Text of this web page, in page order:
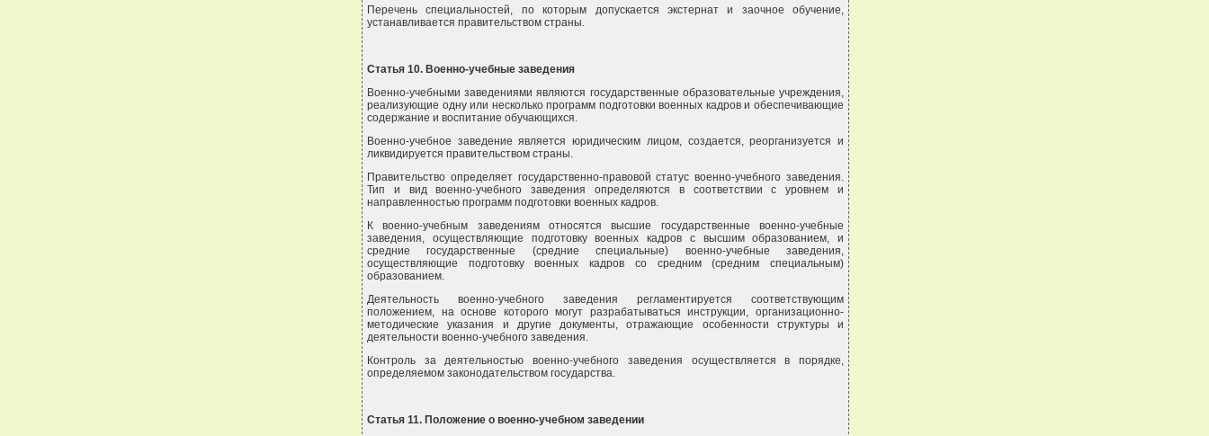
Перечень специальностей, по которым допускается экстернат и заочное обучение,
устанавливается правительством страны.
Статья 10. Военно-учебные заведения
Военно-учебными заведениями являются государственные образовательные учреждения,
реализующие одну или несколько программ подготовки военных кадров и обеспечивающие
содержание и воспитание обучающихся.
Военно-учебное заведение является юридическим лицом, создается, реорганизуется и
ликвидируется правительством страны.
Правительство определяет государственно-правовой статус военно-учебного заведения.
Тип и вид военно-учебного заведения определяются в соответствии с уровнем и
направленностью программ подготовки военных кадров.
К военно-учебным заведениям относятся высшие государственные военно-учебные
заведения, осуществляющие подготовку военных кадров с высшим образованием, и
средние государственные (средние специальные) военно-учебные заведения,
осуществляющие подготовку военных кадров со средним (средним специальным)
образованием.
Деятельность военно-учебного заведения регламентируется соответствующим
положением, на основе которого могут разрабатываться инструкции, организационно-
методические указания и другие документы, отражающие особенности структуры и
деятельности военно-учебного заведения.
Контроль за деятельностью военно-учебного заведения осуществляется в порядке,
определяемом законодательством государства.
Статья 11. Положение о военно-учебном заведении